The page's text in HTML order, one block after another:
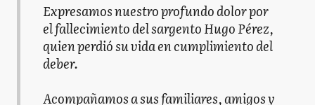
Expresamos nuestro profundo dolor por
el fallecimiento del sargento Hugo Pérez,
quien perdió su vida en cumplimiento del
deber.
Acompañamos a sus familiares, amigos y